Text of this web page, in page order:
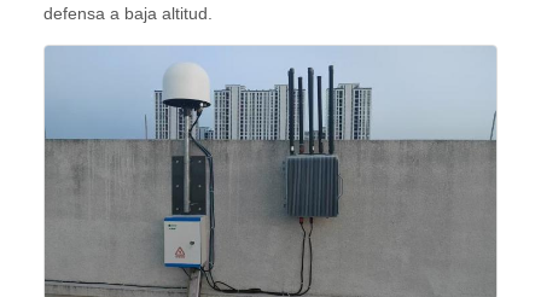
defensa a baja altitud.